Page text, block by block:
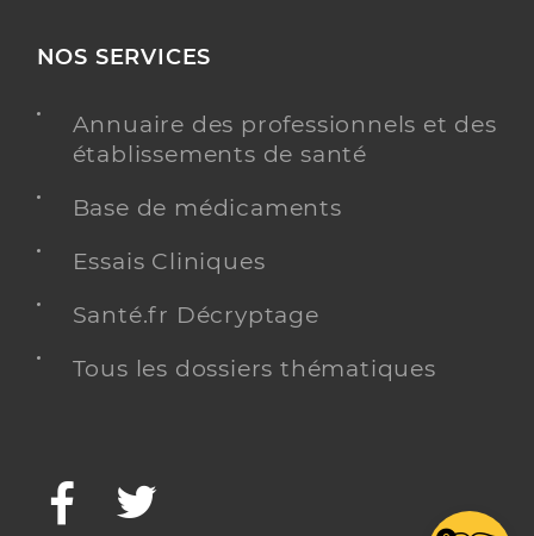
NOS SERVICES
Annuaire des professionnels et des
établissements de santé
Base de médicaments
Essais Cliniques
Santé.fr Décryptage
Tous les dossiers thématiques
Facebook